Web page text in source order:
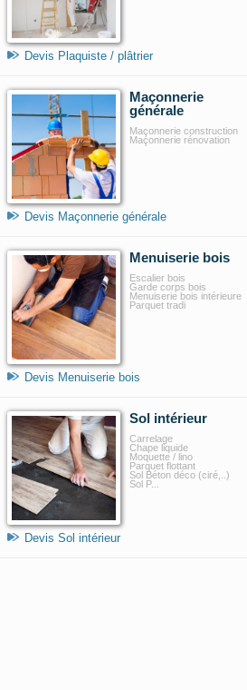
Devis Plaquiste / plâtrier
Maçonnerie
générale
Maçonnerie construction
Maçonnerie rénovation
Devis Maçonnerie générale
Menuiserie bois
Escalier bois
Garde corps bois
Menuiserie bois intérieure
Parquet tradi
Devis Menuiserie bois
Sol intérieur
Carrelage
Chape liquide
Moquette / lino
Parquet flottant
Sol Béton déco (ciré,..)
Sol P...
Devis Sol intérieur